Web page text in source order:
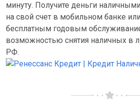
минуту. Получите деньги
на свой счет в мобильном банке
бесплатным годовым
возможностью снятия наличных в
РФ.